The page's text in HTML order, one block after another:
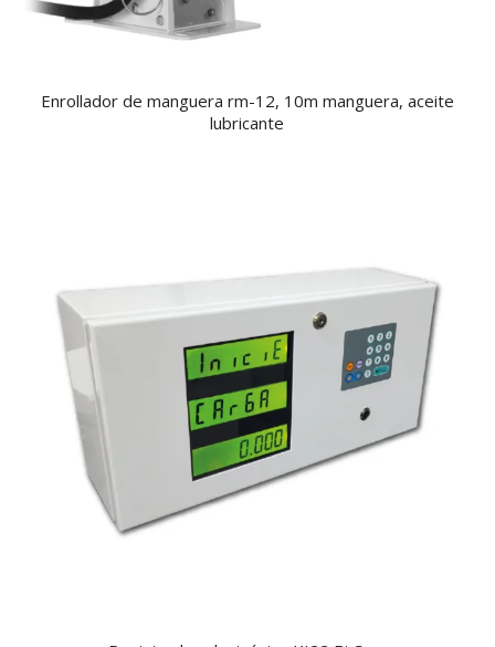
Enrollador de manguera rm-12, 10m manguera, aceite
lubricante